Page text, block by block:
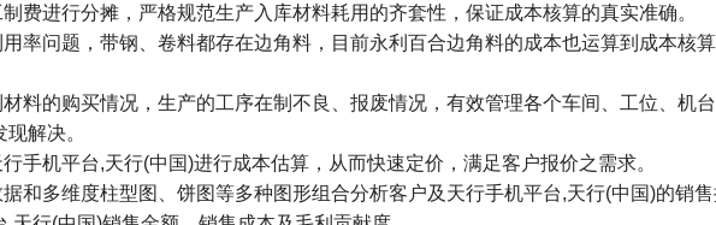
费进行分摊，严格规范生产入库材料耗用的齐套性，保证成本核算的真实准确。
率问题，带钢、卷料都存在边角料，目前永利百合边角料的成本也运算到成本核
料的购买情况，生产的工序在制不良、报废情况，有效管理各个车间、工位、机
解决。
手机平台,天行(中国)进行成本估算，从而快速定价，满足客户报价之需求。
和多维度柱型图、饼图等多种图形组合分析客户及天行手机平台,天行(中国)的销